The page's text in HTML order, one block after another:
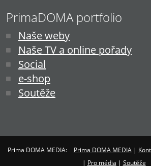
PrimaDOMA portfolio
Naše weby
Naše TV a online pořady
Social
e-shop
Soutěže
Prima DOMA MEDIA: Prima DOMA MEDIA|
| Pro média | Soutěže